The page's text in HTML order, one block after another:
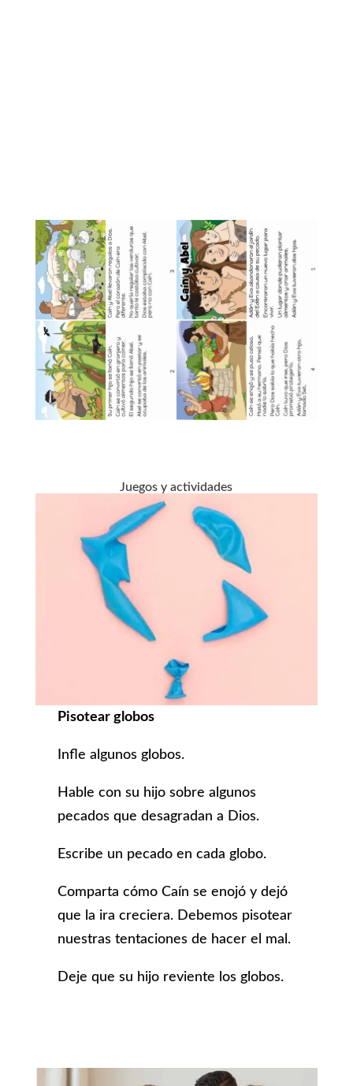
Juegos y actividades
Pisotear globos
Infle algunos globos.
Hable con su hijo sobre algunos
pecados que desagradan a Dios.
Escribe un pecado en cada globo.
Comparta cómo Caín se enojó y dejó
que la ira creciera. Debemos pisotear
nuestras tentaciones de hacer el mal.
Deje que su hijo reviente los globos.